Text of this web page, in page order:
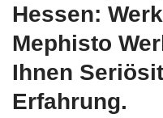
Hessen:
Mephisto
Ihnen
Erfahrung.